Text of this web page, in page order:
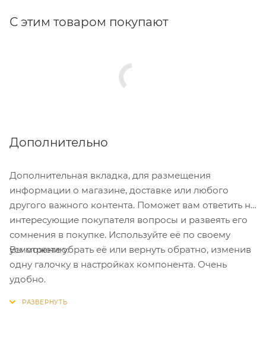
Угол заточки 118 градусов.
Упакованы в пластиковый кейс.
С этим товаром покупают
Дополнительно
Дополнительная вкладка, для размещения
информации о магазине, доставке или любого
другого важного контента. Поможет вам ответить на
интересующие покупателя вопросы и развеять его
сомнения в покупке. Используйте её по своему
усмотрению.
Вы можете убрать её или вернуть обратно, изменив
одну галочку в настройках компонента. Очень
удобно.